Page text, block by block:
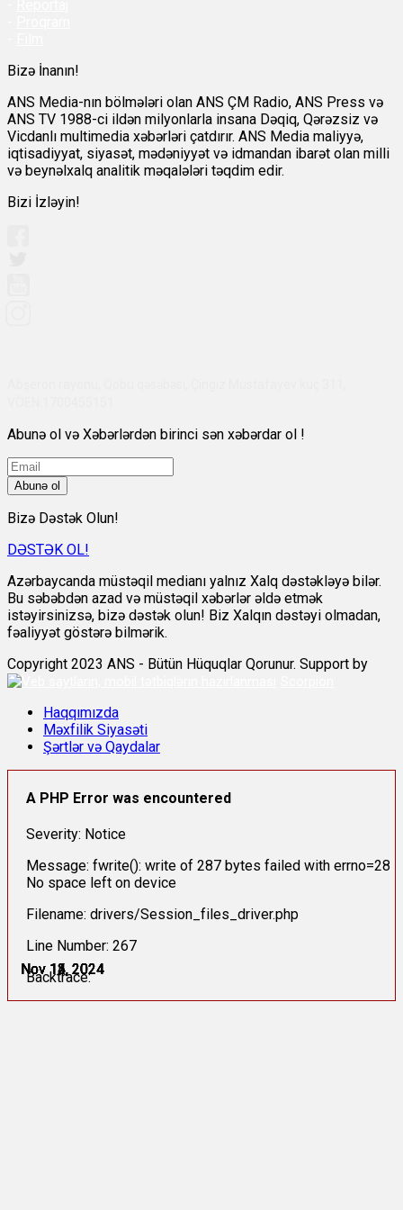
Nov 12, 2024
Nov 12, 2024
Nov 13, 2024
Nov 14, 2024
Nov 14, 2024
Nov 15, 2024
Bizə İnanın!
ANS Media-nın bölmələri olan ANS ÇM Radio, ANS Press və
ANS TV 1988-ci ildən milyonlarla insana Dəqiq, Qərəzsiz və
Vicdanlı multimedia xəbərləri çatdırır. ANS Media maliyyə,
iqtisadiyyat, siyasət, mədəniyyət və idmandan ibarət olan milli
və beynəlxalq analitik məqalələri təqdim edir.
Bizi İzləyin!
Abunə ol və Xəbərlərdən birinci sən xəbərdar ol !
Abunə ol
Bizə Dəstək Olun!
DƏSTƏK OL!
Azərbaycanda müstəqil medianı yalnız Xalq dəstəkləyə bilər.
Bu səbəbdən azad və müstəqil xəbərlər əldə etmək
istəyirsinizsə, bizə dəstək olun! Biz Xalqın dəstəyi olmadan,
fəaliyyət göstərə bilmərik.
Copyright 2023 ANS - Bütün Hüquqlar Qorunur. Support by
Haqqımızda
Məxfilik Siyasəti
Şərtlər və Qaydalar
A PHP Error was encountered
Severity: Notice
Message: fwrite(): write of 287 bytes failed with errno=28
No space left on device
Filename: drivers/Session_files_driver.php
Line Number: 267
Backtrace: